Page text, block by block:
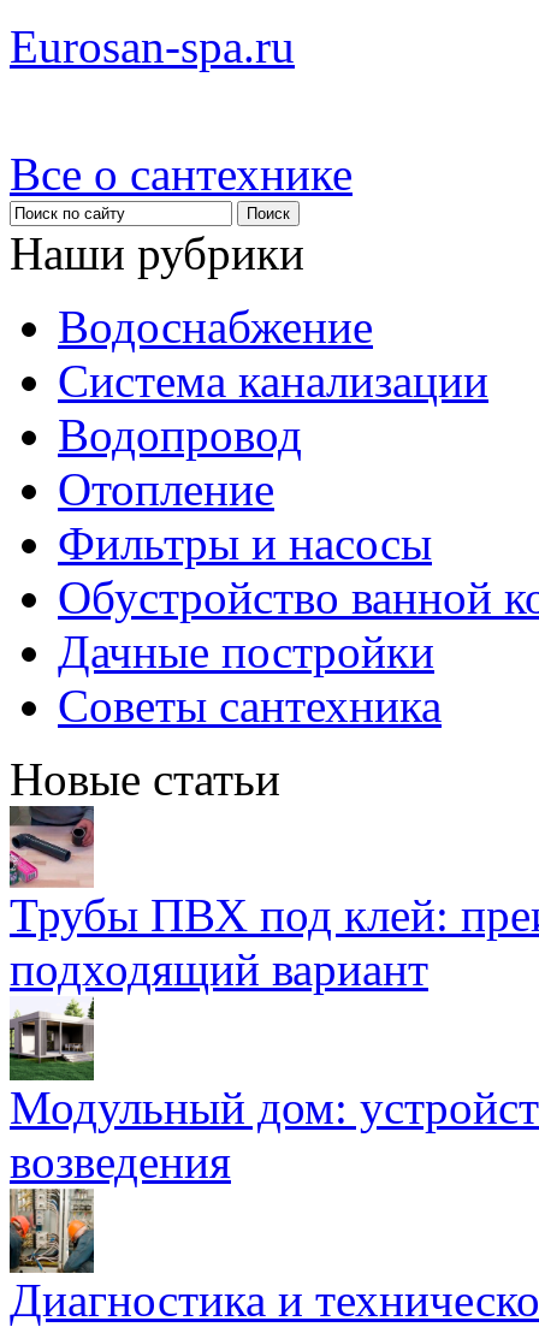
Eurosan-spa.ru
Все о сантехнике
Наши рубрики
Водоснабжение
Система канализации
Водопровод
Отопление
Фильтры и насосы
Обустройство ванной
Дачные постройки
Советы сантехника
Новые статьи
Трубы ПВХ под клей:
подходящий вариант
Модульный дом:
возведения
Диагностика и